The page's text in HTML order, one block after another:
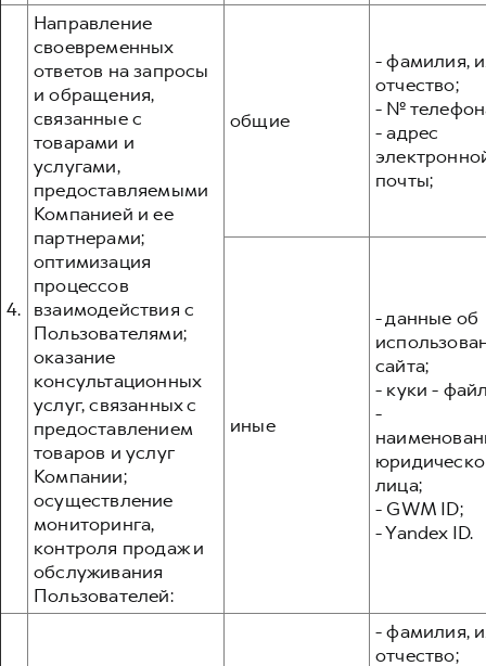
4.
Направление
своевременных
ответов на запросы
и обращения,
связанные с
товарами и
услугами,
предоставляемыми
Компанией и ее
партнерами;
оптимизация
процессов
взаимодействия с
Пользователями;
оказание
консультационных
услуг, связанных с
предоставлением
товаров и услуг
Компании;
осуществление
мониторинга,
контроля продаж и
обслуживания
Пользователей:
общие
- фамилия,
отчество;
- №
- адрес
почты;
иные
- данные об
сайта;
- куки -
-
лица;
- GWM ID;
- Yandex ID.
- фамилия,
отчество;